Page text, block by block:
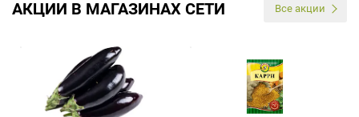
АКЦИИ В МАГАЗИНАХ СЕТИ Все акции